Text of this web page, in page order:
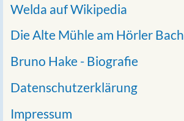
Welda auf Wikipedia
Die Alte Mühle am Hörler Bach
Bruno Hake - Biografie
Datenschutzerklärung
Impressum